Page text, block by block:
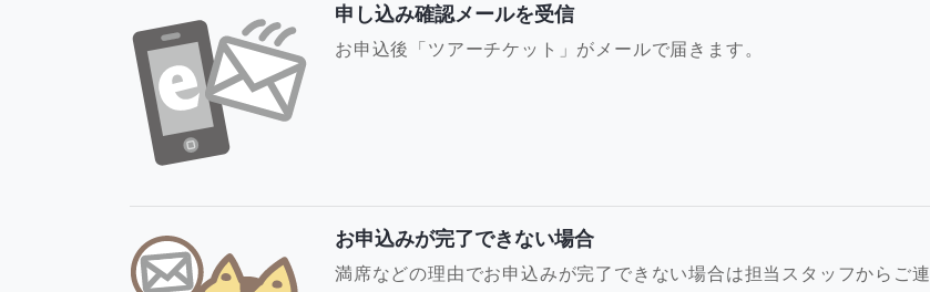
申し込み確認メールを受信
お申込後「ツアーチケット」がメールで届きます。
お申込みが完了できない場合
満席などの理由でお申込みが完了できない場合は担当スタッフからご連